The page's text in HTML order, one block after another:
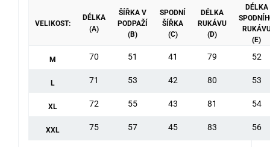
VELIKOST:
DÉLKA
(A)
ŠÍŘKA V
PODPAŽÍ
(B)
SPODNÍ
ŠÍŘKA
(C)
DÉLKA
RUKÁVU
(D)
DÉLKA
(E)
M 70 51 41 79 52
L 71 53 42 80 53
XL 72 55 43 81 54
XXL 75 57 45 83 56